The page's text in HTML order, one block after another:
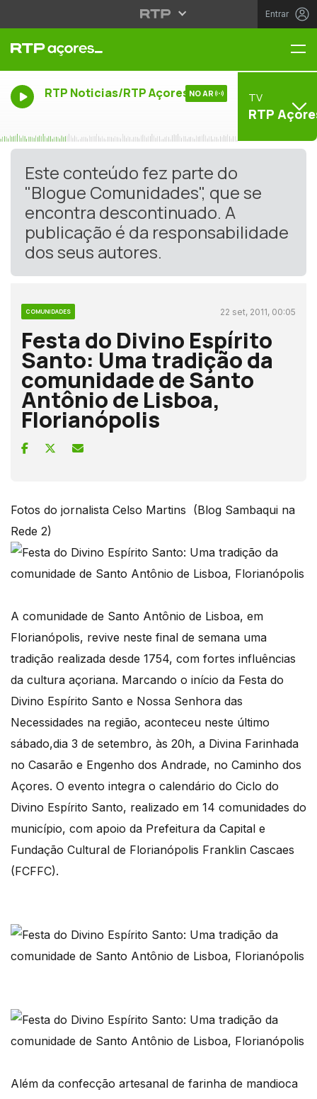
Entrar
RTP Noticias/RTP Açores NO AR TV
RTP
Este conteúdo fez parte do
"Blogue Comunidades", que se
encontra descontinuado. A
publicação é da responsabilidade
dos seus autores.
COMUNIDADES 22 set, 2011, 00:05
Festa do Divino Espírito
Santo: Uma tradição da
comunidade de Santo
Antônio de Lisboa,
Florianópolis
Fotos do jornalista Celso Martins (Blog Sambaqui na
Rede 2)
A comunidade de Santo Antônio de Lisboa, em
Florianópolis, revive neste final de semana uma
tradição realizada desde 1754, com fortes influências
da cultura açoriana. Marcando o início da Festa do
Divino Espírito Santo e Nossa Senhora das
Necessidades na região, aconteceu neste último
sábado,dia 3 de setembro, às 20h, a Divina Farinhada
no Casarão e Engenho dos Andrade, no Caminho dos
Açores. O evento integra o calendário do Ciclo do
Divino Espírito Santo, realizado em 14 comunidades do
município, com apoio da Prefeitura da Capital e
Fundação Cultural de Florianópolis Franklin Cascaes
(FCFFC).
Além da confecção artesanal de farinha de mandioca